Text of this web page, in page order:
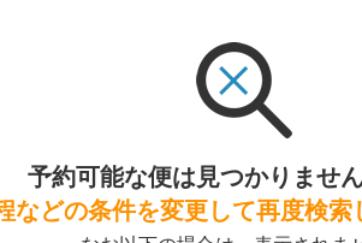
予約可能な便は見つかりません
などの条件を変更して再度検索